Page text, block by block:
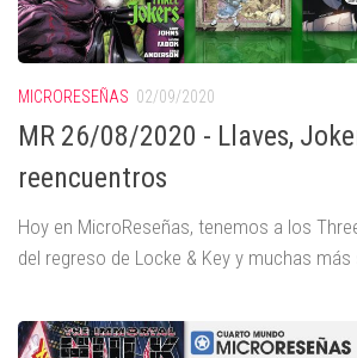
MICRORESEÑAS 02/09/2020
MR 26/08/2020 - Llaves,
reencuentros
Hoy en MicroReseñas, tenemos a los
del regreso de Locke & Key y muchas